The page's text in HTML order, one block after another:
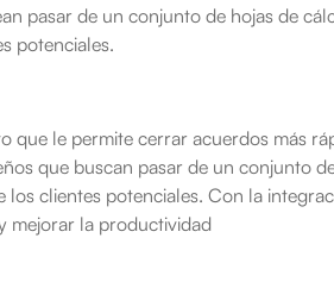
pasar de un conjunto de hojas de
potenciales.
que le permite cerrar acuerdos más
que buscan pasar de un conjunto
clientes potenciales. Con la
mejorar la productividad